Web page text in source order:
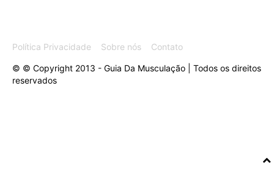
Política Privacidade Sobre nós Contato
© © Copyright 2013 - Guia Da Musculação | Todos os direitos
reservados